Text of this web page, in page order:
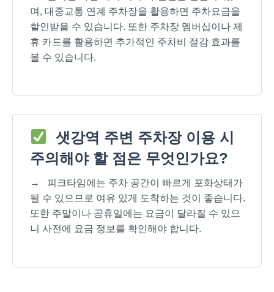
며, 대중교통 연계 주차장을 활용하면 주차요금을
할인받을 수 있습니다. 또한 주차장 멤버십이나 제
휴 카드를 활용하면 추가적인 주차비 절감 효과를
볼 수 있습니다.
샛강역 주변 주차장 이용 시
주의해야 할 점은 무엇인가요?
→
피크타임에는 주차 공간이 빠르게 포화상태가
될 수 있으므로 여유 있게 도착하는 것이 좋습니다.
또한 주말이나 공휴일에는 요금이 달라질 수 있으
니 사전에 요금 정보를 확인해야 합니다.